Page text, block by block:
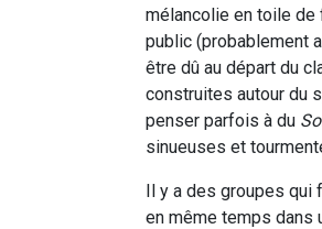
mélancolie en toile de
public (probablement
être dû au départ du
construites autour du
penser parfois à du
sinueuses et
Il y a des groupes qui
en même temps dans